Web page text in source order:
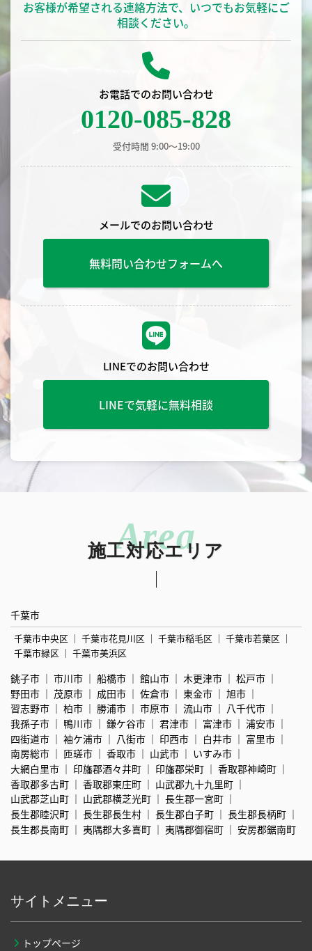
お客様が希望される連絡方法で、いつでもお気軽にご
相談ください。
お電話でのお問い合わせ
0120-085-828
受付時間 9:00〜19:00
メールでのお問い合わせ
無料問い合わせフォームへ
LINEでのお問い合わせ
LINEで気軽に無料相談
施工対応エリア
千葉市
千葉市中央区 千葉市花見川区 千葉市稲毛区
千葉市若葉区
千葉市緑区
千葉市美浜区
銚子市 市川市 船橋市 館山市 木更津市
松戸市
野田市
茂原市 成田市 佐倉市 東金市
旭市
習志野市
柏市 勝浦市 市原市 流山市
八千代市
我孫子市
鴨川市 鎌ケ谷市 君津市 富津市
浦安市
四街道市
袖ケ浦市 八街市 印西市 白井市
富里市
南房総市
匝瑳市 香取市 山武市
いすみ市
大網白里市
印旛郡酒々井町 印旛郡栄町
香取郡神崎町
香取郡多古町
香取郡東庄町
山武郡九十九里町
山武郡芝山町
山武郡横芝光町
長生郡一宮町
長生郡睦沢町
長生郡長生村 長生郡白子町
長生郡長柄町
長生郡長南町
夷隅郡大多喜町 夷隅郡御宿町 安房郡鋸南町
サイトメニュー
トップページ